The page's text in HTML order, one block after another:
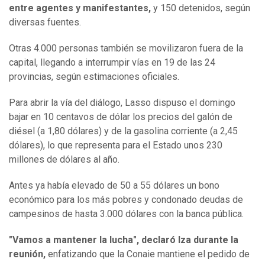
entre agentes y manifestantes, y 150 detenidos, según
diversas fuentes.
Otras 4.000 personas también se movilizaron fuera de la
capital, llegando a interrumpir vías en 19 de las 24
provincias, según estimaciones oficiales.
Para abrir la vía del diálogo, Lasso dispuso el domingo
bajar en 10 centavos de dólar los precios del galón de
diésel (a 1,80 dólares) y de la gasolina corriente (a 2,45
dólares), lo que representa para el Estado unos 230
millones de dólares al año.
Antes ya había elevado de 50 a 55 dólares un bono
económico para los más pobres y condonado deudas de
campesinos de hasta 3.000 dólares con la banca pública.
"Vamos a mantener la lucha", declaró Iza durante la
reunión, enfatizando que la Conaie mantiene el pedido de